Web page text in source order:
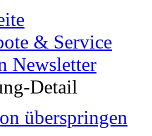
& Service
Newsletter
Detail
überspringen